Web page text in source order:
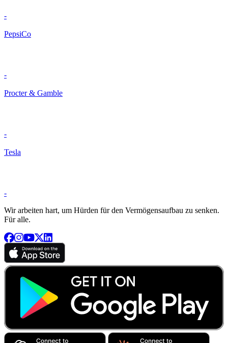
-
PepsiCo
-
Procter & Gamble
-
Tesla
-
Wir arbeiten hart, um Hürden für den Vermögensaufbau zu senken.
Für alle.